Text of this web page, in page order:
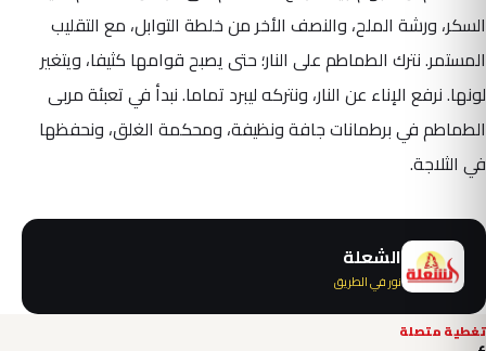
السكر، ورشة الملح، والنصف الأخر من خلطة التوابل، مع التقليب
المستمر. نترك الطماطم على النار؛ حتى يصبح قوامها كثيفا، ويتغير
لونها. نرفع الإناء عن النار، ونتركه ليبرد تماما. نبدأ في تعبئة مربى
الطماطم في برطمانات جافة ونظيفة، ومحكمة الغلق، ونحفظها
في الثلاجة.
الشعلة
نور في الطريق
تغطية متصلة